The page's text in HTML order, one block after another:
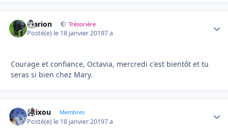
Marion Trésorière
Posté(e) le 18 janvier 20197 a
Courage et confiance, Octavia, mercredi c'est bientôt et tu
seras si bien chez Mary.
felixou Membres
Posté(e) le 18 janvier 20197 a